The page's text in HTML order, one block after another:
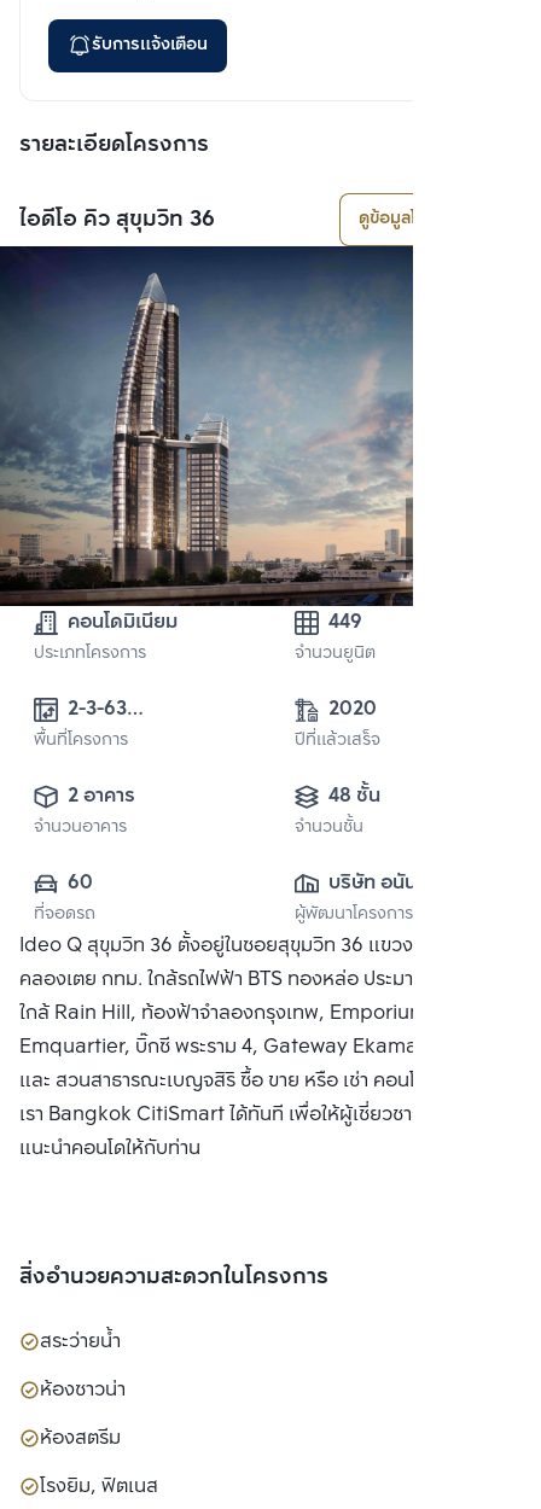
รับการแจ้งเตือน
รายละเอียดโครงการ
ไอดีโอ คิว สุขุมวิท 36 ดูข้อมูลโครงการ
คอนโดมิเนียม
ประเภทโครงการ
449
จำนวนยูนิต
2-3-63
พื้นที่โครงการ
2020
ปีที่แล้วเสร็จ
2 อาคาร
จำนวนอาคาร
48 ชั้น
จำนวนชั้น
60
ที่จอดรถ
บริษัท อนันดา ดี
เวลลอปเมนท์ จำกัด
(มหาชน)
ผู้พัฒนาโครงการ
Ideo Q สุขุมวิท 36 ตั้งอยู่ในซอยสุขุมวิท 36 แขวงพระโขนง เขต
คลองเตย กทม. ใกล้รถไฟฟ้า BTS ทองหล่อ ประมาณ 450 เมตร
ใกล้ Rain Hill, ท้องฟ้าจำลองกรุงเทพ, Emporium,
Emquartier, บิ๊กซี พระราม 4, Gateway Ekamai, K-Village
และ สวนสาธารณะเบญจสิริ ซื้อ ขาย หรือ เช่า คอนโด ติดต่อหา
เรา Bangkok CitiSmart ได้ทันที เพื่อให้ผู้เชี่ยวชาญของเราได้
แนะนำคอนโดให้กับท่าน
สิ่งอำนวยความสะดวกในโครงการ
สระว่ายน้ำ
ห้องซาวน่า
ห้องสตรีม
โรงยิม, ฟิตเนส